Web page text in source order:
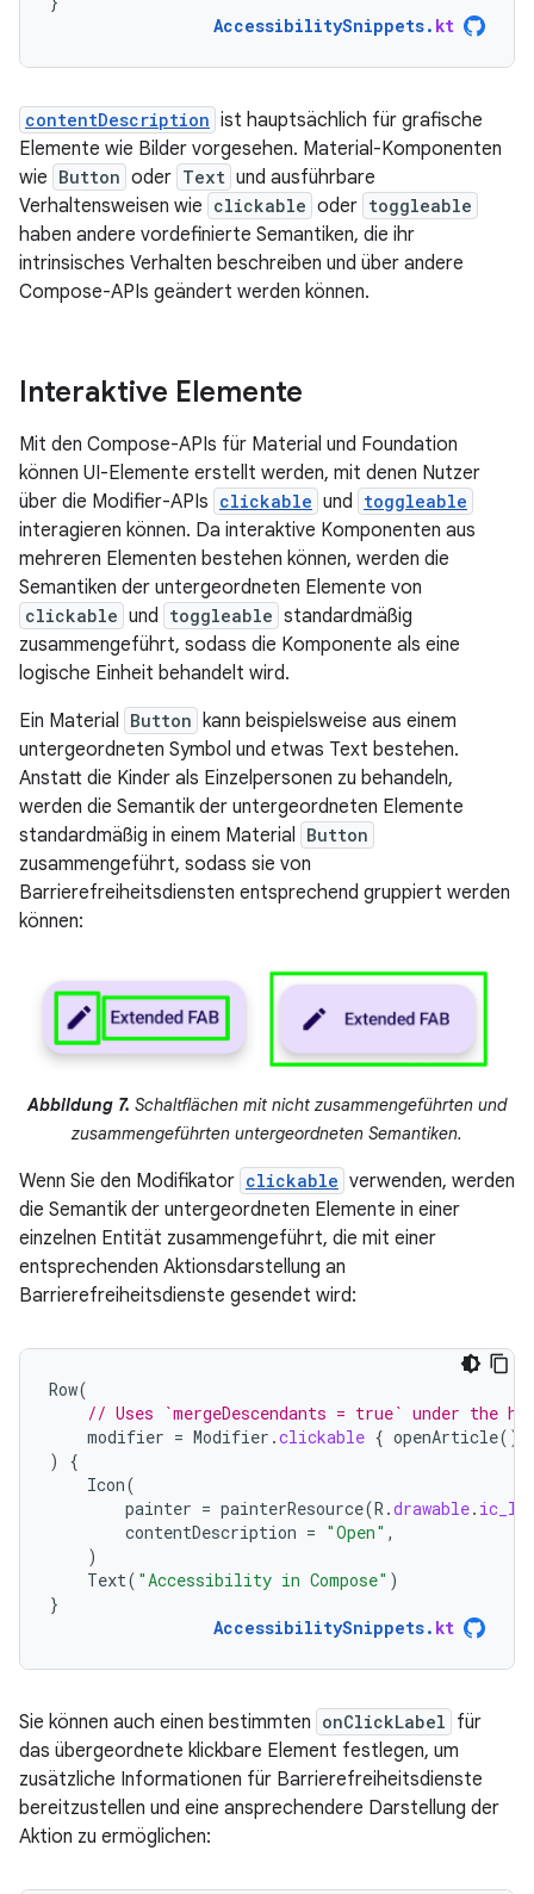
AccessibilitySnippets. kt
contentDescription ist hauptsächlich für grafische
Elemente wie Bilder vorgesehen. Material-Komponenten
wie Button oder Text und ausführbare
Verhaltensweisen wie clickable oder toggleable
haben andere vordefinierte Semantiken, die ihr
intrinsisches Verhalten beschreiben und über andere
Compose-APIs geändert werden können.
Interaktive Elemente
Mit den Compose-APIs für Material und Foundation
können UI-Elemente erstellt werden, mit denen Nutzer
über die Modifier-APIs clickable und toggleable
interagieren können. Da interaktive Komponenten aus
mehreren Elementen bestehen können, werden die
Semantiken der untergeordneten Elemente von
clickable und toggleable standardmäßig
zusammengeführt, sodass die Komponente als eine
logische Einheit behandelt wird.
Ein Material Button kann beispielsweise aus einem
untergeordneten Symbol und etwas Text bestehen.
Anstatt die Kinder als Einzelpersonen zu behandeln,
werden die Semantik der untergeordneten Elemente
standardmäßig in einem Material Button
zusammengeführt, sodass sie von
Barrierefreiheitsdiensten entsprechend gruppiert werden
können:
Abbildung 7. Schaltflächen mit nicht zusammengeführten und
zusammengeführten untergeordneten Semantiken.
Wenn Sie den Modifikator clickable verwenden, werden
die Semantik der untergeordneten Elemente in einer
einzelnen Entität zusammengeführt, die mit einer
entsprechenden Aktionsdarstellung an
Barrierefreiheitsdienste gesendet wird:
Row(
// Uses `mergeDescendants = true` under the
modifier = Modifier .clickable { openArticle()
)
{
Icon(
painter = painterResource(R .drawable.
contentDescription = "Open" ,
)
Text( "Accessibility in Compose" )
}
AccessibilitySnippets. kt
Sie können auch einen bestimmten onClickLabel für
das übergeordnete klickbare Element festlegen, um
zusätzliche Informationen für Barrierefreiheitsdienste
bereitzustellen und eine ansprechendere Darstellung der
Aktion zu ermöglichen: